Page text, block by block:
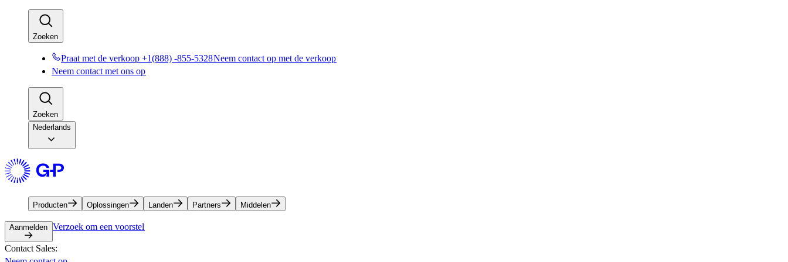
Zoeken​​
Praat met de verkoop +1(888) -855-5328​​Neem contact op met de verkoop​​
Neem contact met ons op​​
Zoeken​​
Nederlands
Producten​​ Oplossingen​​ Landen​​ Partners​​ Middelen​​
Aanmelden​​ Verzoek om een voorstel​​
Contact Sales:​​